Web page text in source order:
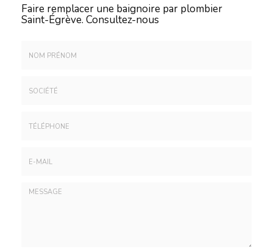
Faire remplacer une baignoire par plombier
Saint-Égrève. Consultez-nous